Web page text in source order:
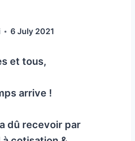
6 July 2021
et tous,
arrive !
dû recevoir par